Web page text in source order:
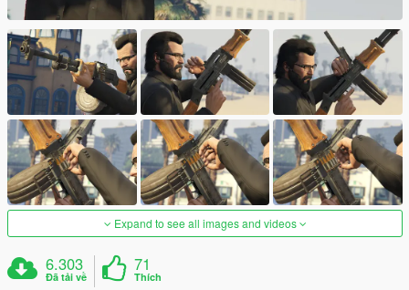
Expand to see all images and videos
6.303
Đã tải về
71
Thích